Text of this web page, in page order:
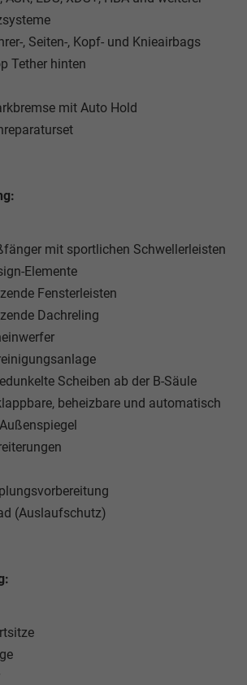
, Seiten-, Kopf- und Knieairbags
Tether hinten
mit Auto Hold
mit sportlichen Schwellerleisten
Elemente
Fensterleisten
Dachreling
Scheiben ab der B-Säule
beheizbare und automatisch
(Auslaufschutz)